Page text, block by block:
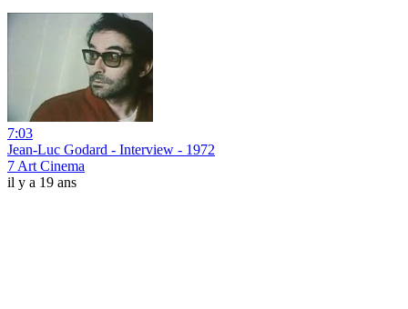
7:03
Jean-Luc Godard - Interview - 1972
7 Art Cinema
il y a 19 ans